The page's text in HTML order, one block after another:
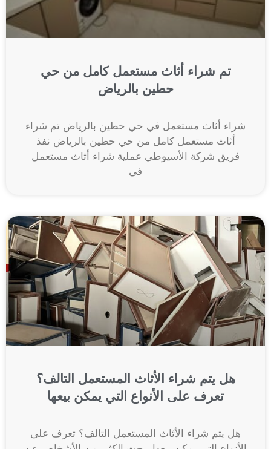
تم شراء أثاث مستعمل كامل من حي
حطين بالرياض
شراء أثاث مستعمل في حي حطين بالرياض تم شراء
أثاث مستعمل كامل من حي حطين بالرياض نفذ
فريق شركة الأسيوطي عملية شراء أثاث مستعمل
في
هل يتم شراء الأثاث المستعمل التالف؟
تعرف على الأنواع التي يمكن بيعها
هل يتم شراء الأثاث المستعمل التالف؟ تعرف على